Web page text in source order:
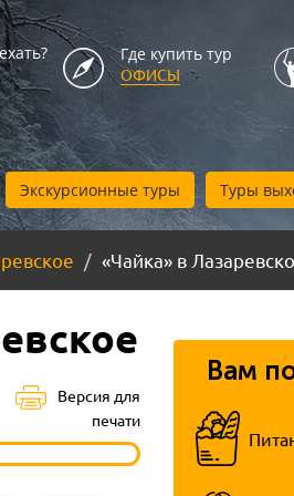
Где купить тур
ОФИСЫ
Экскурсионные туры Туры
«Чайка» в
Версия для
печати
Вам